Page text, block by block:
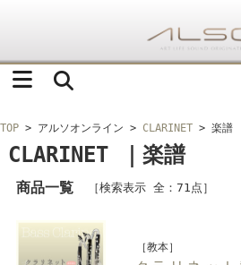
TOP > アルソオンライン > CLARINET > 楽譜
CLARINET ｜楽譜
商品一覧 ［検索表示 全：71点］
［教本］